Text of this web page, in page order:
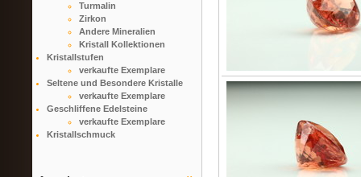
Turmalin
Zirkon
Andere Mineralien
Kristall Kollektionen
Kristallstufen
verkaufte Exemplare
Seltene und Besondere Kristalle
verkaufte Exemplare
Geschliffene Edelsteine
verkaufte Exemplare
Kristallschmuck